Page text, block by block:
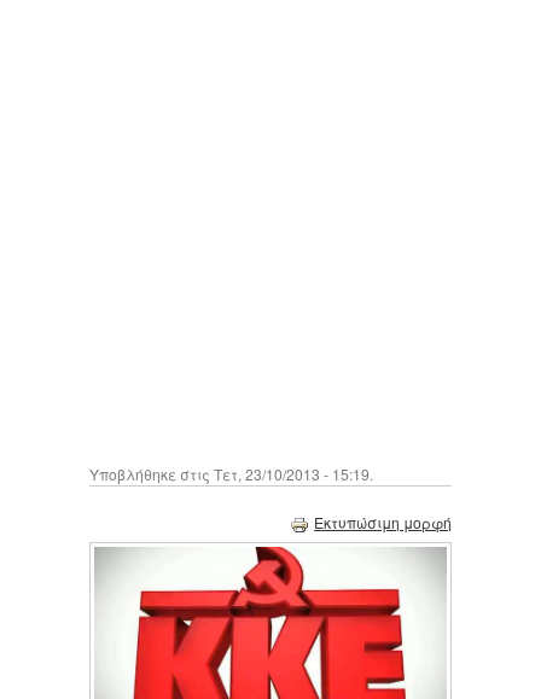
Υποβλήθηκε στις Τετ, 23/10/2013 - 15:19.
Εκτυπώσιμη μορφή